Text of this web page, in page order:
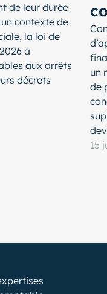
de leur durée
contexte de
la loi de
a
aux arrêts
décrets
un
de
15